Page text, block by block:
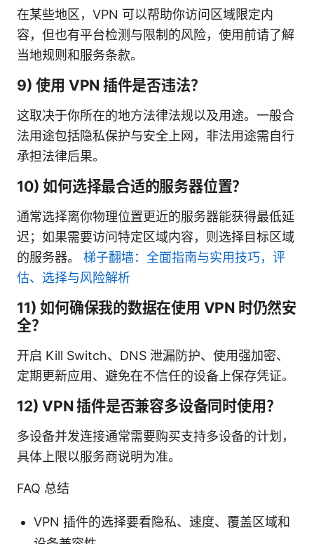
在某些地区，VPN 可以帮助你访问区域限定内
容，但也有平台检测与限制的风险，使用前请了解
当地规则和服务条款。
9) 使用 VPN 插件是否违法？
这取决于你所在的地方法律法规以及用途。一般合
法用途包括隐私保护与安全上网，非法用途需自行
承担法律后果。
10) 如何选择最合适的服务器位置？
通常选择离你物理位置更近的服务器能获得最低延
迟；如果需要访问特定区域内容，则选择目标区域
的服务器。 梯子翻墙：全面指南与实用技巧，评
估、选择与风险解析
11) 如何确保我的数据在使用 VPN 时仍然安
全？
开启 Kill Switch、DNS 泄漏防护、使用强加密、
定期更新应用、避免在不信任的设备上保存凭证。
12) VPN 插件是否兼容多设备同时使用？
多设备并发连接通常需要购买支持多设备的计划，
具体上限以服务商说明为准。
FAQ 总结
VPN 插件的选择要看隐私、速度、覆盖区域和